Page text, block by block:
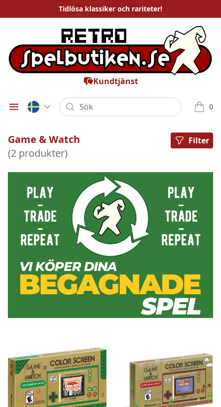
Tidlösa klassiker och rariteter!
Kundtjänst
Öppna meny
Sök 0
varor i
Game & Watch
(2 produkter)
Filter